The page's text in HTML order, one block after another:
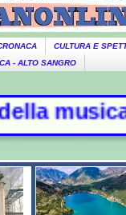
CULTURA E
- ALTO SANGRO